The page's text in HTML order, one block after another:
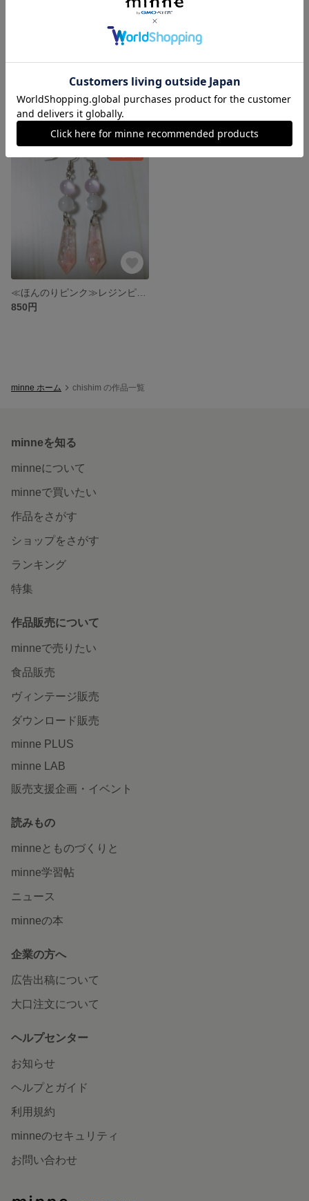
つぶつぶビーズ≪ピンク≫
970円
1,180円
850円
minne ホーム chishim の作品一覧
minneを知る
minneについて
minneで買いたい
作品をさがす
ショップをさがす
ランキング
特集
作品販売について
minneで売りたい
食品販売
ヴィンテージ販売
ダウンロード販売
minne PLUS
minne LAB
販売支援企画・イベント
読みもの
minneとものづくりと
minne学習帖
ニュース
minneの本
企業の方へ
広告出稿について
大口注文について
ヘルプセンター
お知らせ
ヘルプとガイド
利用規約
minneのセキュリティ
お問い合わせ